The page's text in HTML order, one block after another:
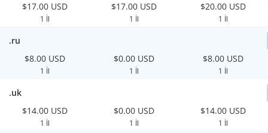
$17.00 USD
1 İl
$17.00 USD
1 İl
$20.00 USD
1 İl
.ru
$8.00 USD
1 İl
$0.00 USD
1 İl
$8.00 USD
1 İl
.uk
$14.00 USD
1 İl
$0.00 USD
1 İl
$14.00 USD
1 İl